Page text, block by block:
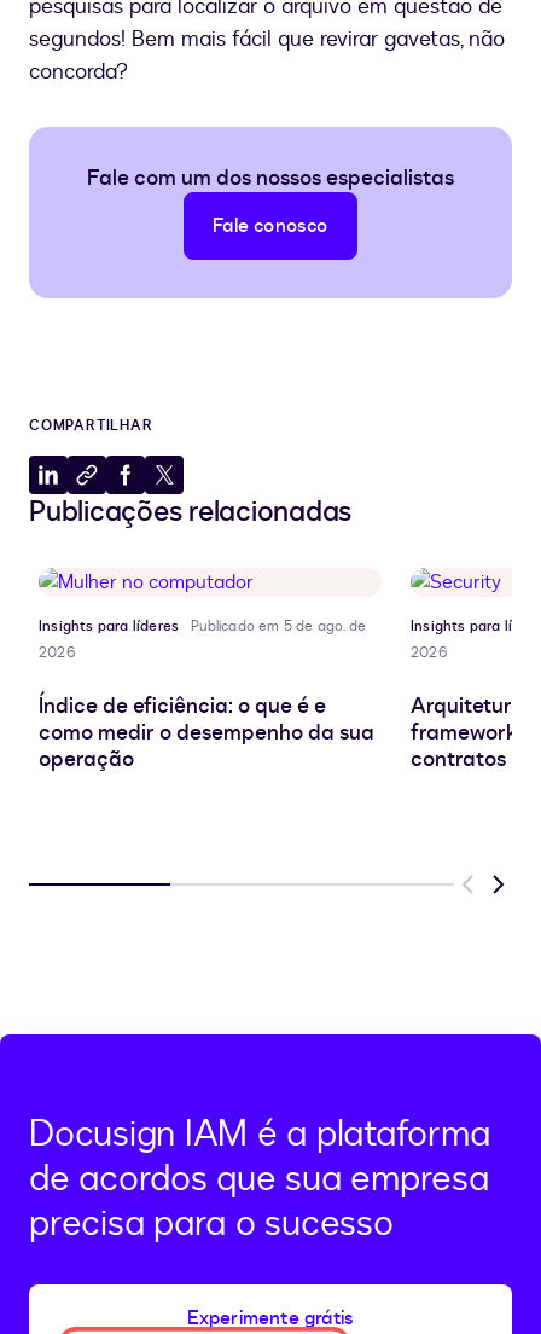
pesquisas para localizar o arquivo em questão de
segundos! Bem mais fácil que revirar gavetas, não
concorda?
Fale com um dos nossos especialistas
Fale conosco
COMPARTILHAR
Compartilhar
no
Copiar
para
de
transferência
Compartilhar
no
Compartilhar
no
Publicações relacionadas
Insights para líderes
Publicado em 5 de ago. de
2026
Índice de eficiência: o que é e
como medir o desempenho da sua
operação
Insights para
2026
Arquitetura
frameworks
contratos
Previous
Next
Docusign IAM é a plataforma
de acordos que sua empresa
precisa para o sucesso
Experimente grátis